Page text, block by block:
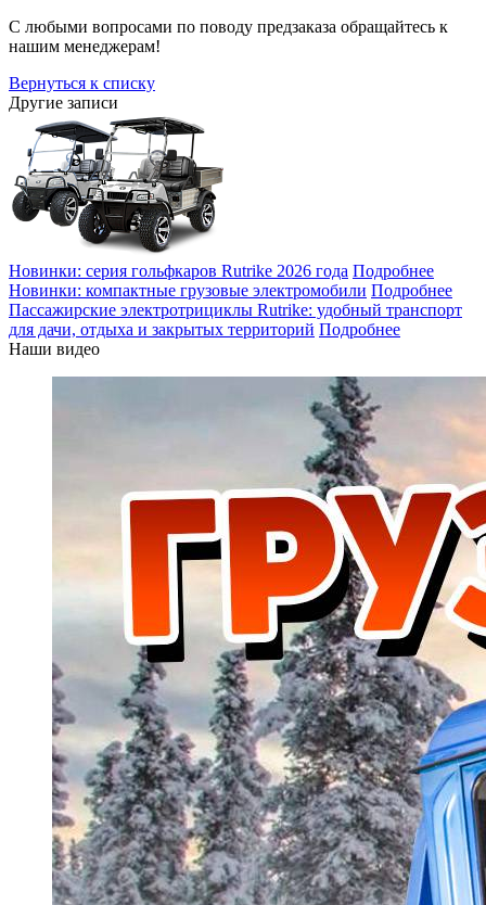
С любыми вопросами по поводу предзаказа обращайтесь к
нашим менеджерам!
Вернуться к списку
Другие записи
Новинки: серия гольфкаров Rutrike 2026 года Подробнее
Новинки: компактные грузовые электромобили Подробнее
Пассажирские электротрициклы Rutrike: удобный транспорт
для дачи, отдыха и закрытых территорий Подробнее
Наши видео